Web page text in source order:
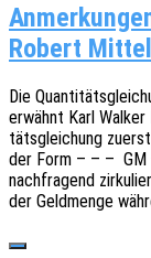
Robert
Die
erwähnt Karl
täts­glei­chung
der Form – – – GM
nach­fra­gend
der Geld­men­ge